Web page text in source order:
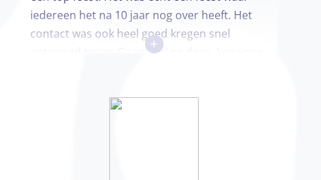
iedereen het na 10 jaar nog over heeft. Het
contact was ook heel goed kregen snel
antwoord terug. Ga vooral zo door, kon voor
+